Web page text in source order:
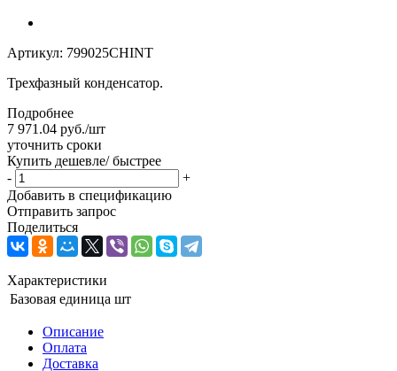
Артикул: 799025CHINT
Трехфазный конденсатор.
Подробнее
7 971.04 руб./шт
уточнить сроки
Купить дешевле/ быстрее
-
+
Добавить в спецификацию
Отправить запрос
Поделиться
Характеристики
Базовая единица шт
Описание
Оплата
Доставка